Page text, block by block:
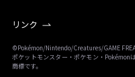
リンク
©Pokémon/Nintendo/Creatures/GAME
ポケットモンスター・ポケモン・Pokémon
商標です。